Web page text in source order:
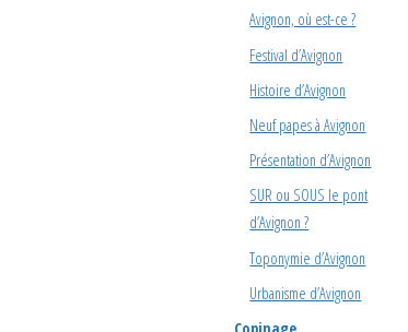
Avignon, où est-ce ?
Festival d’Avignon
Histoire d’Avignon
Neuf papes à Avignon
Présentation d’Avignon
SUR ou SOUS le pont
d’Avignon ?
Toponymie d’Avignon
Urbanisme d’Avignon